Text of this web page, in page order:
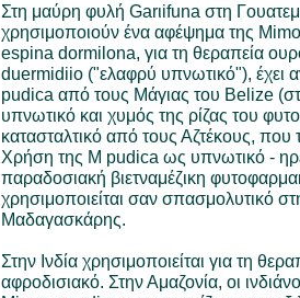
Στη μαύρη φυλή Garιifuna στη
χρησιμοποιούν ένα αφέψημα της
espina dormilona, για τη θεραπεία
duermidiio ("ελαφρύ υπνωτικό"), έχει
pudica από τους Μάγιας του Belize
υπνωτικό και χυμός της ρίζας του
κατασταλτικό από τους Αζτέκους,
Χρήση της M pudica ως υπνωτικό -
παραδοσιακή βιετναμέζικη
χρησιμοποιείται σαν σπασμολυτικό
Μαδαγασκάρης.
Στην Ινδία χρησιμοποιείται για τη
αφροδισιακό. Στην Αμαζονία, οι